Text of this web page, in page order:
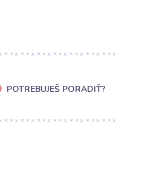
POTREBUJEŠ PORADIŤ?